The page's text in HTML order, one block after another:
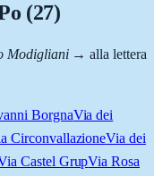
(27)
Modigliani→ alla lettera
BorgnaVia dei
CirconvallazioneVia dei
Castel GrupVia Rosa